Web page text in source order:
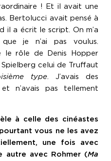
! Et il avait une
Bertolucci avait pensé à
il a écrit le script. On m’a
je n’ai pas voulus.
le rôle de Denis Hopper
celui de Truffaut
type. J’avais des
n’avais pas tellement
à celle des cinéastes
vous ne les avez
une fois avec
autre avec Rohmer (Ma